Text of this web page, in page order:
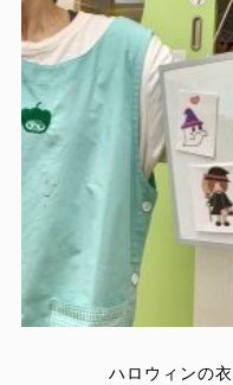
ハロウィンの